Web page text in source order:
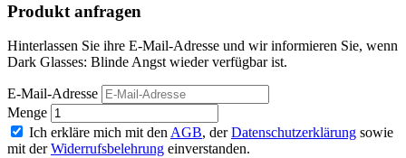
Produkt anfragen
Hinterlassen Sie ihre E-Mail-Adresse und wir informieren Sie, wenn
Dark Glasses: Blinde Angst wieder verfügbar ist.
E-Mail-Adresse
Menge
Ich erkläre mich mit den AGB, derDatenschutzerklärung sowie
mit derWiderrufsbelehrung einverstanden.